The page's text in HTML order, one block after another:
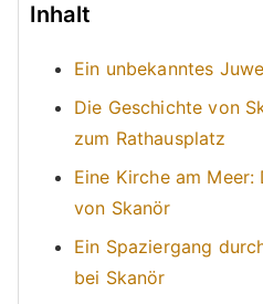
Inhalt
Ein unbekanntes
Die Geschichte von
zum Rathausplatz
Eine Kirche am
von Skanör
Ein Spaziergang
bei Skanör